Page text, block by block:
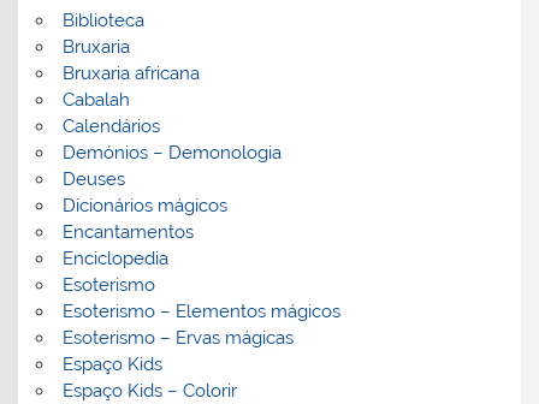
Biblioteca
Bruxaria
Bruxaria africana
Cabalah
Calendários
Demónios – Demonologia
Deuses
Dicionários mágicos
Encantamentos
Enciclopedia
Esoterismo
Esoterismo – Elementos mágicos
Esoterismo – Ervas mágicas
Espaço Kids
Espaço Kids – Colorir